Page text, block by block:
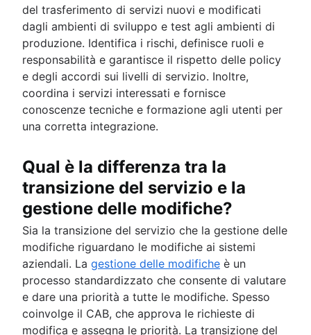
del trasferimento di servizi nuovi e modificati
dagli ambienti di sviluppo e test agli ambienti di
produzione. Identifica i rischi, definisce ruoli e
responsabilità e garantisce il rispetto delle policy
e degli accordi sui livelli di servizio. Inoltre,
coordina i servizi interessati e fornisce
conoscenze tecniche e formazione agli utenti per
una corretta integrazione.
Qual è la differenza tra la
transizione del servizio e la
gestione delle modifiche?
Sia la transizione del servizio che la gestione delle
modifiche riguardano le modifiche ai sistemi
aziendali. La gestione delle modifiche è un
processo standardizzato che consente di valutare
e dare una priorità a tutte le modifiche. Spesso
coinvolge il CAB, che approva le richieste di
modifica e assegna le priorità. La transizione del